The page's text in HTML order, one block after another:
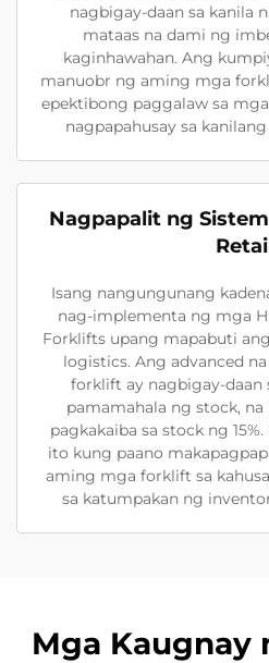
nagbigay-daan sa kanila
mataas na dami ng
kaginhawahan. Ang
manuobr ng aming mga
epektibong paggalaw sa
nagpapahusay sa
Nagpapalit ng
Isang nangungunang
nag-implementa ng mga
Forklifts upang mapabuti
logistics. Ang advanced
forklift ay nagbigay-daan
pamamahala ng stock,
pagkakaiba sa stock ng
ito kung paano
aming mga forklift sa
sa katumpakan ng
Mga Kaugnay